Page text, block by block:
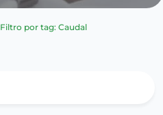
Filtro por tag: Caudal